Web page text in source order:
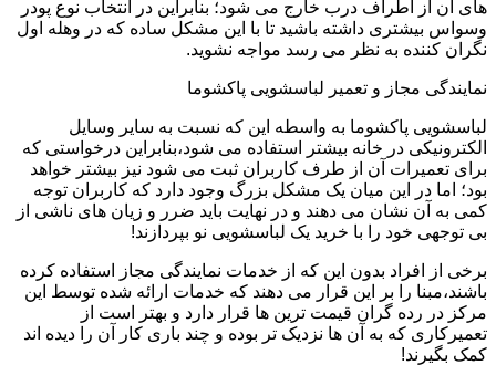
های آن از اطراف درب خارج می شود؛ بنابراین در انتخاب نوع پودر
وسواس بیشتری داشته باشید تا با این مشکل ساده که در وهله اول
نگران کننده به نظر می رسد مواجه نشوید.
نمایندگی مجاز و تعمیر لباسشویی پاکشوما
لباسشویی پاکشوما به واسطه این که نسبت به سایر وسایل
الکترونیکی در خانه بیشتر استفاده می شود،بنابراین درخواستی که
برای تعمیرات آن از طرف کاربران ثبت می شود نیز بیشتر خواهد
بود؛ اما در این میان یک مشکل بزرگ وجود دارد که کاربران توجه
کمی به آن نشان می دهند و در نهایت باید ضرر و زیان های ناشی از
بی توجهی خود را با خرید یک لباسشویی نو بپردازند!
برخی از افراد بدون این که از خدمات نمایندگی مجاز استفاده کرده
باشند،مبنا را بر این قرار می دهند که خدمات ارائه شده توسط این
مرکز در رده گران قیمت ترین ها قرار دارد و بهتر است از
تعمیرکاری که به آن ها نزدیک تر بوده و چند باری کار آن را دیده اند
کمک بگیرند!